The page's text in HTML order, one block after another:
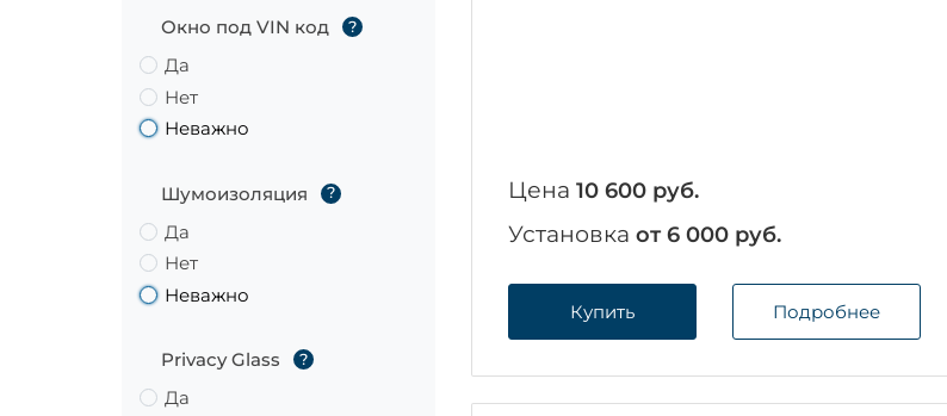
Окно под VIN код ?
Да
Нет
Неважно
Шумоизоляция ?
Да
Нет
Неважно
Privacy Glass ?
Да
Цена 10 600 руб.
Установка от 6 000 руб.
Купить Подробнее